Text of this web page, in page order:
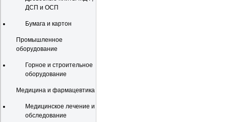
ДСП и ОСП
Бумага и картон
Промышленное
оборудование
Горное и строительное
оборудование
Медицина и фармацевтика
Медицинское лечение и
обследование